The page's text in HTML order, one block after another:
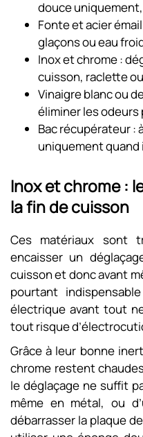
douce
Fonte et acier
glaçons ou eau
Inox et chrome :
cuisson, raclette
Vinaigre blanc ou
éliminer les
Bac récupérateur :
uniquement
Inox et chrome :
la fin de cuisson
Ces matériaux sont
encaisser un
cuisson et donc avant
pourtant
électrique avant tout
tout risque
Grâce à leur bonne
chrome restent
le déglaçage ne suffit
même en métal, ou
débarrasser la plaque